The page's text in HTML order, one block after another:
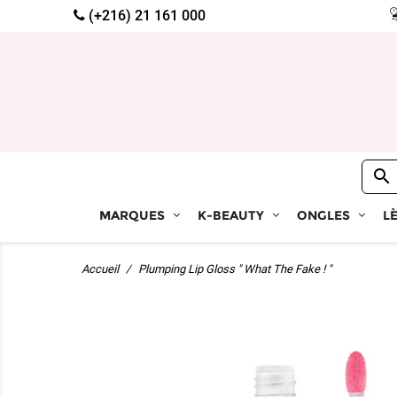
(+216) 21 161 000
MARQUES K-BEAUTY ONGLES

Accueil Plumping Lip Gloss " What The Fake ! "